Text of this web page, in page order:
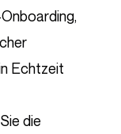
Echtzeit
die